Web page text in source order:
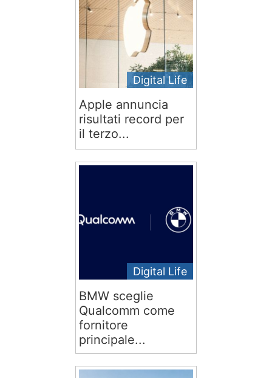
Digital Life
Apple annuncia
risultati record per
il terzo...
Digital Life
BMW sceglie
Qualcomm come
fornitore
principale...